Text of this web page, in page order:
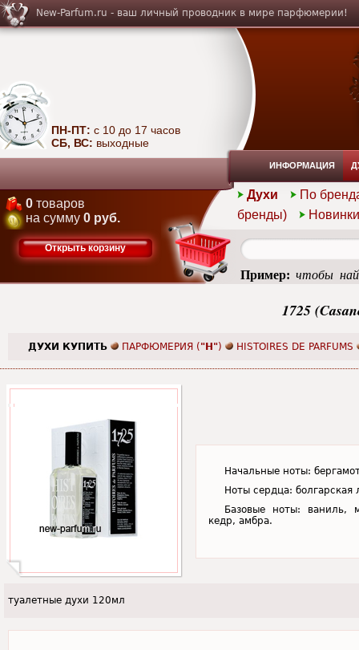
1725
ДУХИ КУПИТЬ ПАРФЮМЕРИЯ ( "H") HISTOIRES DE PARFUMS
Начальные ноты:
Ноты сердца: болгарская
Базовые ноты: ваниль,
кедр, амбра.
туалетные духи 120мл
New-Parfum.ru - ваш личный проводник в мире парфюмерии!
ПН-ПТ: с 10 до 17 часов
СБ, ВС: выходные
ИНФОРМАЦИЯ
Духи
По
бренды)
Новинки
0 товаров
на сумму 0 руб.
Открыть корзину
Пример: чтобы